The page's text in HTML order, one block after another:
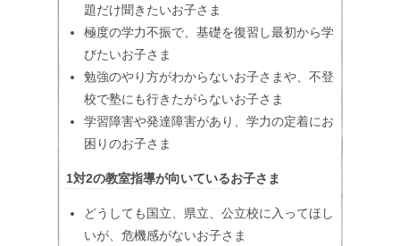
題だけ聞きたいお子さま
極度の学力不振で、基礎を復習し最初から学
びたいお子さま
勉強のやり方がわからないお子さまや、不登
校で塾にも行きたがらないお子さま
学習障害や発達障害があり、学力の定着にお
困りのお子さま
1対2の教室指導が向いているお子さま
どうしても国立、県立、公立校に入ってほし
いが、危機感がないお子さま